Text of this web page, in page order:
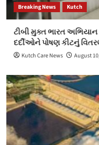
Breaking News Kutch
ટીબી મુક્ત ભારત
દર્દીઓને પોષણ કીટનું
Kutch Care News August